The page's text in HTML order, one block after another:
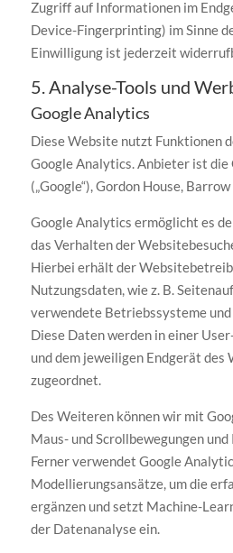
Zugriff auf Informationen im
Device-Fingerprinting) im Sinne
Einwilligung ist jederzeit
5. Analyse-Tools und
Google Analytics
Diese Website nutzt Funktionen
Google Analytics. Anbieter ist
(„Google“), Gordon House,
Google Analytics ermöglicht es
das Verhalten der
Hierbei erhält der
Nutzungsdaten, wie z. B.
verwendete Betriebssysteme
Diese Daten werden in einer
und dem jeweiligen Endgerät des
zugeordnet.
Des Weiteren können wir mit
Maus- und Scrollbewegungen
Ferner verwendet Google
Modellierungsansätze, um die
ergänzen und setzt Machine-
der Datenanalyse ein.